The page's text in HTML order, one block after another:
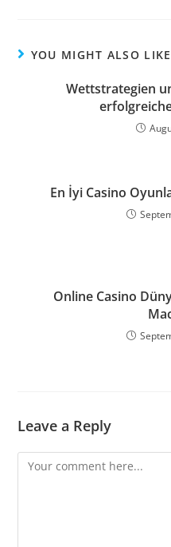
YOU MIGHT ALSO LIKE
Wettstrategien
En İyi Casino
Online Casino
Leave a Reply